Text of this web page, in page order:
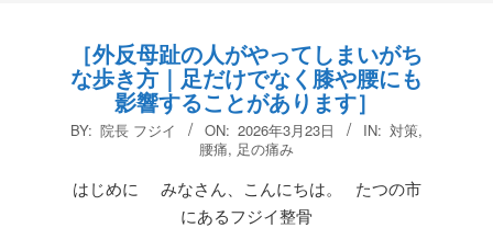
［外反母趾の人がやってしまいがち
な歩き方｜足だけでなく膝や腰にも
影響することがあります］
2026-
BY: 院長 フジイ ON: 2026年3月23日 IN: 対策,
腰痛, 足の痛み
はじめに みなさん、こんにちは。 たつの市
にあるフジイ整骨